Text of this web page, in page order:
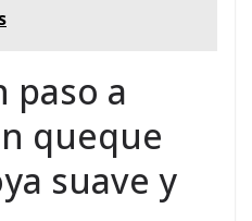
paso a
queque
suave y